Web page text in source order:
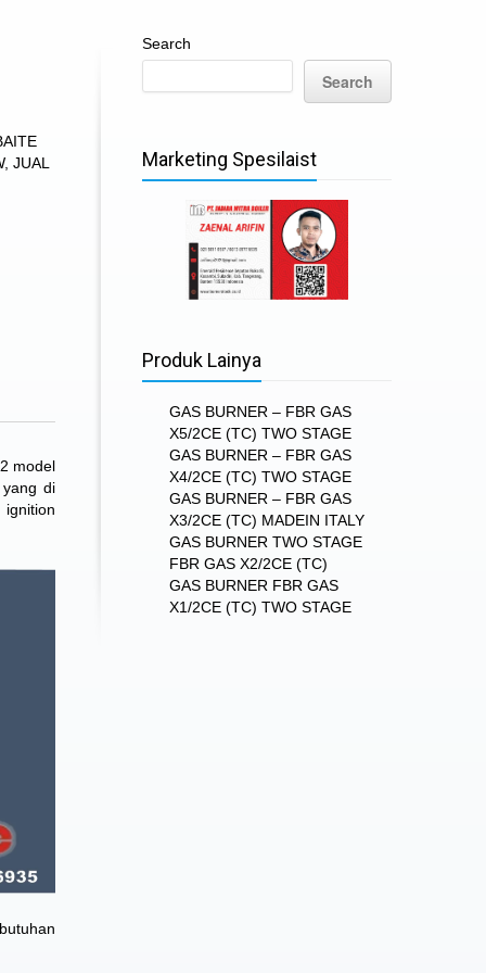
,JUAL
model
di
Search
Search
Marketing Spesilaist
Produk Lainya
GAS BURNER – FBR GAS
X5/2CE (TC) TWO STAGE
GAS BURNER – FBR GAS
X4/2CE (TC) TWO STAGE
GAS BURNER – FBR GAS
X3/2CE (TC) MADEIN ITALY
GAS BURNER TWO STAGE
FBR GAS X2/2CE (TC)
GAS BURNER FBR GAS
X1/2CE (TC) TWO STAGE